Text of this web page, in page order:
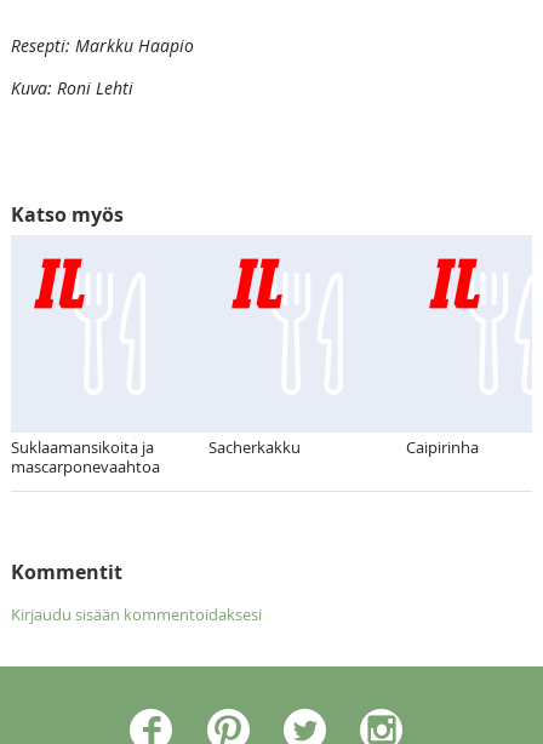
Resepti: Markku Haapio
Kuva: Roni Lehti
Katso myös
Suklaamansikoita ja
mascarponevaahtoa
Sacherkakku Caipirinha
Kommentit
Kirjaudu sisään kommentoidaksesi